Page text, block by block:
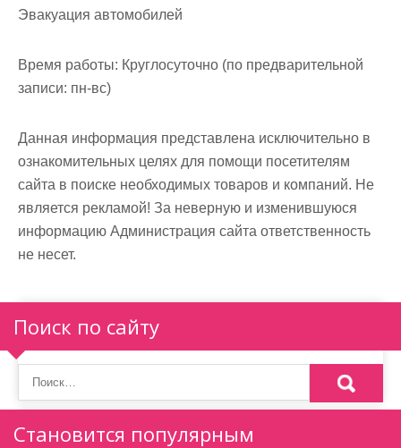
Эвакуация автомобилей
Время работы: Круглосуточно (по предварительной
записи: пн-вс)
Данная информация представлена исключительно в
ознакомительных целях для помощи посетителям
сайта в поиске необходимых товаров и компаний. Не
является рекламой! За неверную и изменившуюся
информацию Администрация сайта ответственность
не несет.
Поиск по сайту
Становится популярным